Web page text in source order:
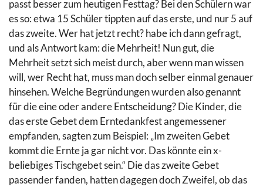
passt besser zum heutigen Festtag? Bei den Schülern war
es so: etwa 15 Schüler tippten auf das erste, und nur 5 auf
das zweite. Wer hat jetzt recht? habe ich dann gefragt,
und als Antwort kam: die Mehrheit! Nun gut, die
Mehrheit setzt sich meist durch, aber wenn man wissen
will, wer Recht hat, muss man doch selber einmal genauer
hinsehen. Welche Begründungen wurden also genannt
für die eine oder andere Entscheidung? Die Kinder, die
das erste Gebet dem Erntedankfest angemessener
empfanden, sagten zum Beispiel: „Im zweiten Gebet
kommt die Ernte ja gar nicht vor. Das könnte ein x-
beliebiges Tischgebet sein.“ Die das zweite Gebet
passender fanden, hatten dagegen doch Zweifel, ob das